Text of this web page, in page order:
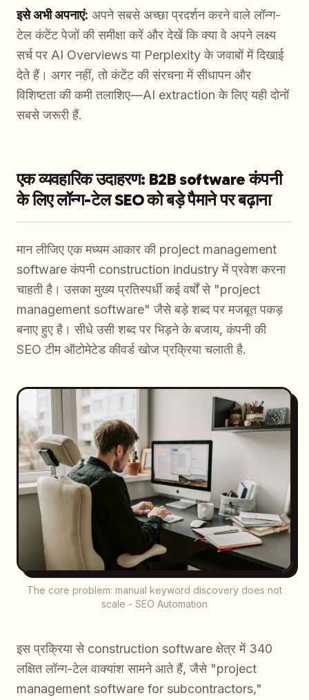
इसे अभी अपनाएं: अपने सबसे अच्छा प्रदर्शन करने वाले लॉन्ग-
टेल कंटेंट पेजों की समीक्षा करें और देखें कि क्या वे अपने लक्ष्य
सर्च पर AI Overviews या Perplexity के जवाबों में दिखाई
देते हैं। अगर नहीं, तो कंटेंट की संरचना में सीधापन और
विशिष्टता की कमी तलाशिए—AI extraction के लिए यही दोनों
सबसे जरूरी हैं.
एक व्यवहारिक उदाहरण: B2B software कंपनी
के लिए लॉन्ग-टेल SEO को बड़े पैमाने पर बढ़ाना
मान लीजिए एक मध्यम आकार की project management
software कंपनी construction industry में प्रवेश करना
चाहती है। उसका मुख्य प्रतिस्पर्धी कई वर्षों से "project
management software" जैसे बड़े शब्द पर मजबूत पकड़
बनाए हुए है। सीधे उसी शब्द पर भिड़ने के बजाय, कंपनी की
SEO टीम ऑटोमेटेड कीवर्ड खोज प्रक्रिया चलाती है.
The core problem: manual keyword discovery does not
scale - SEO Automation
इस प्रक्रिया से construction software क्षेत्र में 340
लक्षित लॉन्ग-टेल वाक्यांश सामने आते हैं, जैसे "project
management software for subcontractors,"